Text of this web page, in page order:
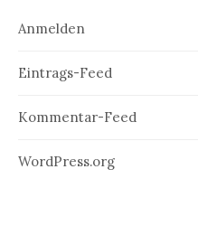
Anmelden
Eintrags-Feed
Kommentar-Feed
WordPress.org